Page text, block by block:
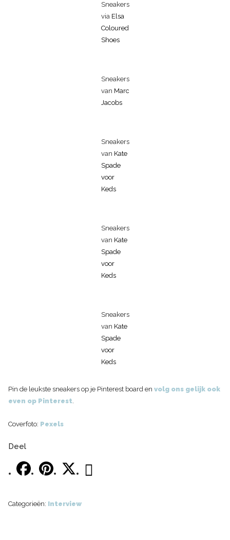
Sneakers
via Elsa
Coloured
Shoes
Sneakers
van Marc
Jacobs
Sneakers
van Kate
Spade
voor
Keds
Sneakers
van Kate
Spade
voor
Keds
Sneakers
van Kate
Spade
voor
Keds
Pin de leukste sneakers op je Pinterest board en volg ons gelijk ook
even op Pinterest.
Coverfoto: Pexels
Deel
Categorieën: Interview